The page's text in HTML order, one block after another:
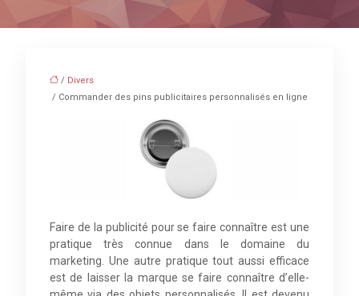
/ Divers
/ Commander des pins publicitaires personnalisés en ligne
Faire de la publicité pour se faire connaître est une
pratique très connue dans le domaine du
marketing. Une autre pratique tout aussi efficace
est de laisser la marque se faire connaître d’elle-